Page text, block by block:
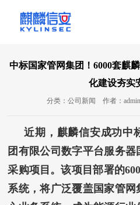
中标国家管网集团！6000套麒
化建设夯实
分类：公司新闻 作者：admin
近期，麒麟信安成功中
团有限公司数字平台服务
采购项目。该项目部署的
系统，将广泛覆盖国家管